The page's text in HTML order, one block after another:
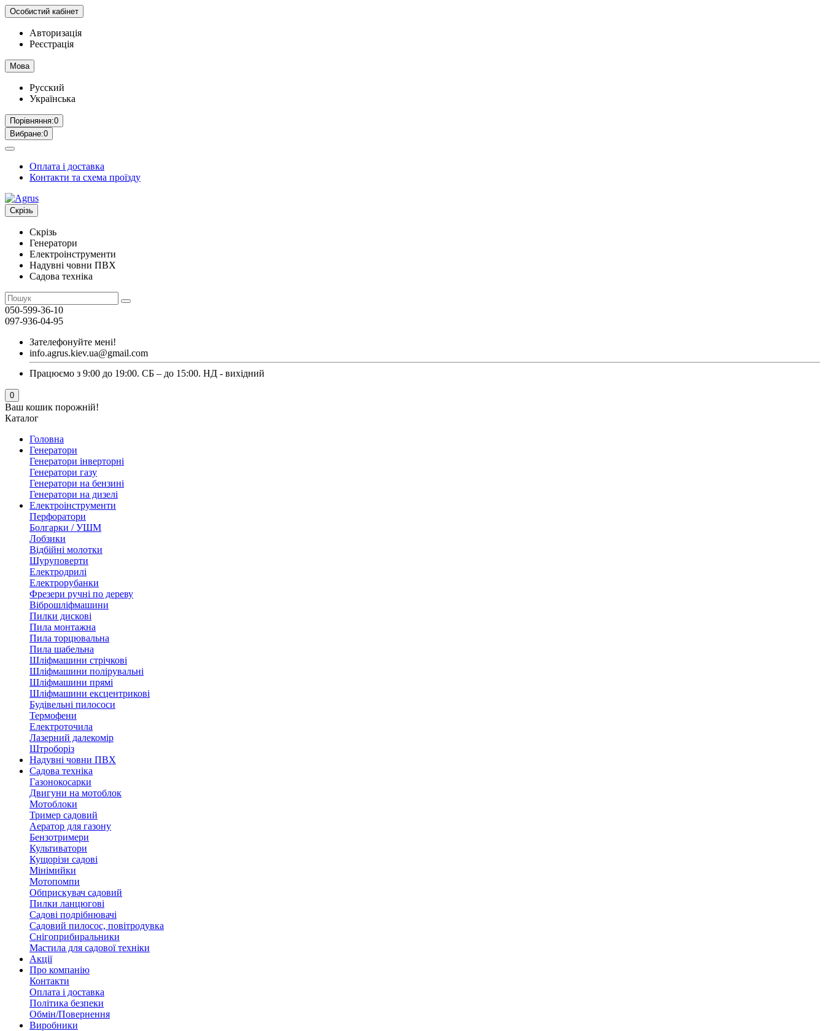
Особистий кабінет
Авторизація
Реєстрація
Мова
Русский
Українська
Порівняння:0
Вибране:0
Оплата і доставка
Контакти та схема проїзду
Скрізь
Скрізь
Генератори
Електроінструменти
Надувні човни ПВХ
Садова техніка
050-599-36-10
097-936-04-95
Зателефонуйте мені!
info.agrus.kiev.ua@gmail.com
Працюємо з 9:00 до 19:00. СБ – до 15:00. НД - вихідний
0
Ваш кошик порожній!
Каталог
Головна
Генератори
Генератори інверторні
Генератори газу
Генератори на бензині
Генератори на дизелі
Електроінструменти
Перфоратори
Болгарки / УШМ
Лобзики
Відбійні молотки
Шуруповерти
Електродрилі
Електрорубанки
Фрезери ручні по дереву
Віброшліфмашини
Пилки дискові
Пила монтажна
Пила торцювальна
Пила шабельна
Шліфмашини стрічкові
Шліфмашини полірувальні
Шліфмашини прямі
Шліфмашини ексцентрикові
Будівельні пилососи
Термофени
Електроточила
Лазерний далекомір
Штроборіз
Надувні човни ПВХ
Садова техніка
Газонокосарки
Двигуни на мотоблок
Мотоблоки
Тример садовий
Аератор для газону
Бензотримери
Культиватори
Кущорізи садові
Мінімийки
Мотопомпи
Обприскувач садовий
Пилки ланцюгові
Садові подрібнювачі
Садовий пилосос, повітродувка
Снігоприбиральники
Мастила для садової техніки
Акції
Про компанію
Контакти
Оплата і доставка
Політика безпеки
Обмін/Повернення
Виробники